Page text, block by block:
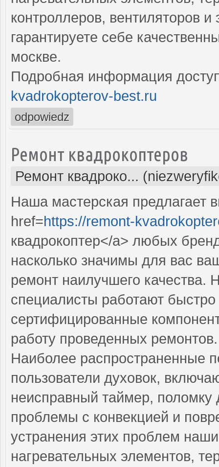
контроллеров, вентиляторов
гарантируете себе
москве.
Подробная информация
kvadrokopterov-best.ru
odpowiedz
Ремонт квадрокоптеров
Ремонт квадроко...
Наша мастерская предлагает
href=https://remont-
квадрокоптер</a> любых
насколько значимы для вас
ремонт наилучшего
специалисты работают быстро
сертифицированные
работу проведенных ремонтов.
Наиболее распространенные
пользователи духовок,
неисправный таймер, поломку
проблемы с конвекцией и
устранения этих проблем
нагревательных элементов,